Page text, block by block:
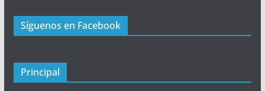
Síguenos en Facebook
Principal